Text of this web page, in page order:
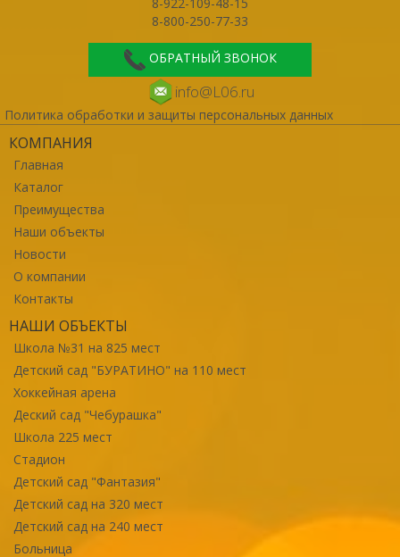
8-800-250-77-33
ОБРАТНЫЙ ЗВОНОК
info@L06.ru
Политика обработки и защиты персональных данных
КОМПАНИЯ
Главная
Каталог
Преимущества
Наши объекты
Новости
О компании
Контакты
НАШИ ОБЪЕКТЫ
Школа №31 на 825 мест
Детский сад "БУРАТИНО" на 110 мест
Хоккейная арена
Деский сад "Чебурашка"
Школа 225 мест
Стадион
Детский сад "Фантазия"
Детский сад на 320 мест
Детский сад на 240 мест
Больница